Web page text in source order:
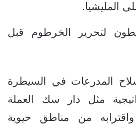
المليشيا.
لتحرير الخرطوم قبل
المدرعات في السيطرة
مثل دار سك العملة
من مناطق حيوية